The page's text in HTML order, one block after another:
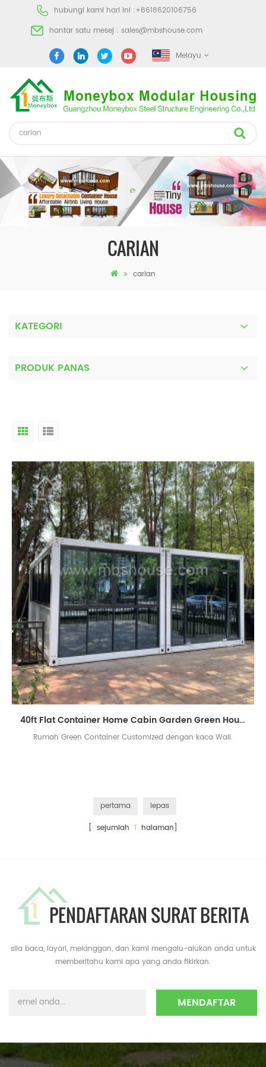
hubungi kami hari ini :+8618620106756
hantar satu mesej : sales@mbshouse.com
Melayu
CARIAN
carian
KATEGORI
PRODUK PANAS
40ft Flat Container Home Cabin Garden Green House
Rumah Green Container Customized dengan kaca Wall.
pertama
lepas
[ sejumlah 1 halaman]
PENDAFTARAN SURAT BERITA
sila baca, layari, melanggan, dan kami mengalu-alukan anda untuk
memberitahu kami apa yang anda fikirkan.